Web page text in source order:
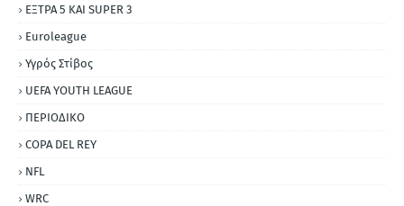
ΕΞΤΡΑ 5 ΚΑΙ SUPER 3
Εuroleague
Υγρός Στίβος
UEFA YOUTH LEAGUE
ΠΕΡΙΟΔΙΚΟ
COPA DEL REY
NFL
WRC